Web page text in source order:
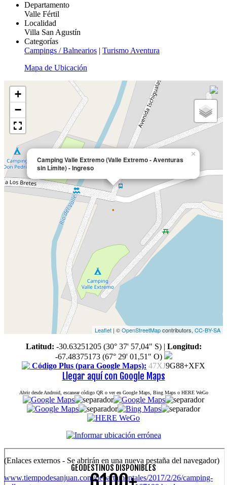
Departamento
Valle Fértil
Localidad
Villa San Agustín
Categorías
Campings / Balnearios | Turismo Aventura
Mapa de Ubicación
Camping Valle Extremo (Valle Extremo - Aventuras
sin Límite) - Ingreso
×
+
−
Leaflet | ©OpenStreetMapcontributors, CC-BY-SA
Latitud: -30.63251205 (30° 37' 57,04" S)| Longitud:
-67.48375173 (67° 29' 01,51" O)
Código Plus (para Google Maps): 47XJ9G88+XFX
Llegar aquí con Google Maps
Abrir desde Android, escanear código QR o ver en Google Maps, Bing Maps o HERE WeGo
(Enlaces externos - Se abrirán en una nueva pestaña del navegador)
www.tiempodesanjuan.com/departamentales/2017/2/26/camping-
GEODESTINOS DISPONIBLES